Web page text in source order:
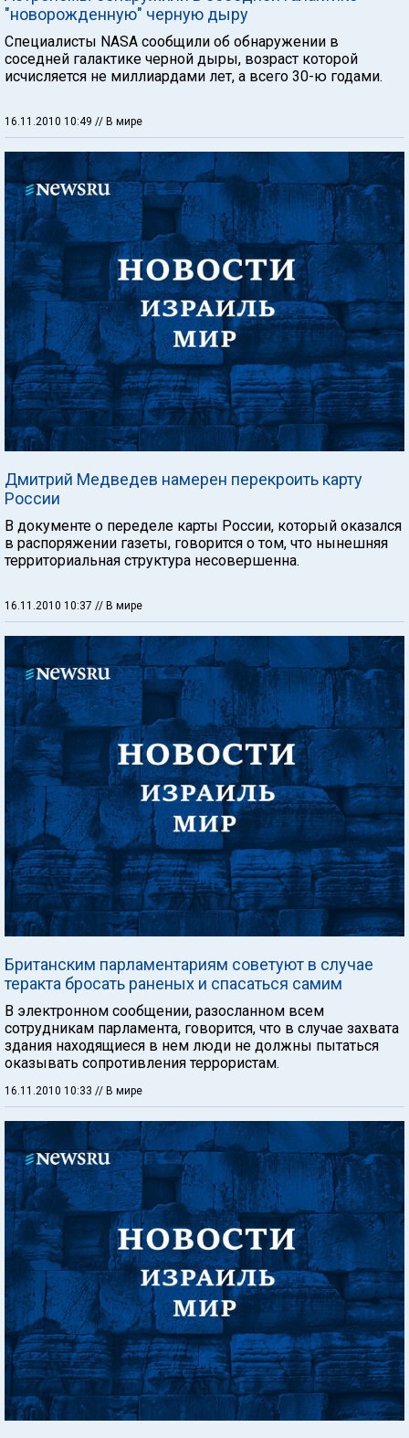
"новорожденную" черную дыру
Специалисты NASA сообщили об обнаружении в
соседней галактике черной дыры, возраст которой
исчисляется не миллиардами лет, а всего 30-ю годами.
16.11.2010 10:49 // В мире
Дмитрий Медведев намерен перекроить карту
России
В документе о переделе карты России, который оказался
в распоряжении газеты, говорится о том, что нынешняя
территориальная структура несовершенна.
16.11.2010 10:37 // В мире
Британским парламентариям советуют в случае
теракта бросать раненых и спасаться самим
В электронном сообщении, разосланном всем
сотрудникам парламента, говорится, что в случае захвата
здания находящиеся в нем люди не должны пытаться
оказывать сопротивления террористам.
16.11.2010 10:33 // В мире